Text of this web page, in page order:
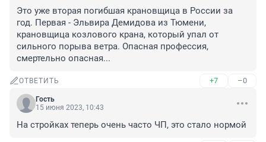
Это уже вторая погибшая крановщица в России за
год. Первая - Эльвира Демидова из Тюмени,
крановщица козлового крана, который упал от
сильного порыва ветра. Опасная профессия,
смертельно опасная...
ОТВЕТИТЬ +7 –0
Гость
15 июня 2023, 10:43
На стройках теперь очень часто ЧП, это стало нормой